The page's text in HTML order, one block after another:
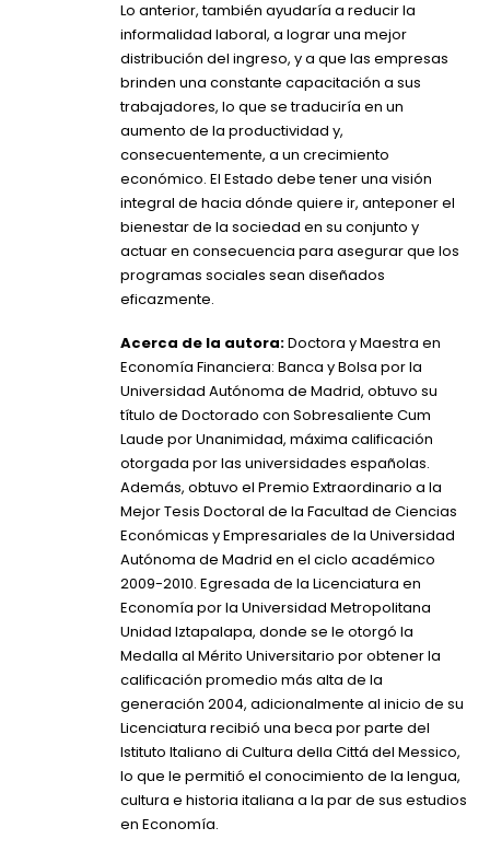
Lo anterior, también ayudaría a reducir la
informalidad laboral, a lograr una mejor
distribución del ingreso, y a que las empresas
brinden una constante capacitación a sus
trabajadores, lo que se traduciría en un
aumento de la productividad y,
consecuentemente, a un crecimiento
económico. El Estado debe tener una visión
integral de hacia dónde quiere ir, anteponer el
bienestar de la sociedad en su conjunto y
actuar en consecuencia para asegurar que los
programas sociales sean diseñados
eficazmente.
Acerca de la autora:Doctora y Maestra en
Economía Financiera: Banca y Bolsa por la
Universidad Autónoma de Madrid, obtuvo su
título de Doctorado con Sobresaliente Cum
Laude por Unanimidad, máxima calificación
otorgada por las universidades españolas.
Además, obtuvo el Premio Extraordinario a la
Mejor Tesis Doctoral de la Facultad de Ciencias
Económicas y Empresariales de la Universidad
Autónoma de Madrid en el ciclo académico
2009-2010. Egresada de la Licenciatura en
Economía por la Universidad Metropolitana
Unidad Iztapalapa, donde se le otorgó la
Medalla al Mérito Universitario por obtener la
calificación promedio más alta de la
generación 2004, adicionalmente al inicio de su
Licenciatura recibió una beca por parte del
Istituto Italiano di Cultura della Cittá del Messico,
lo que le permitió el conocimiento de la lengua,
cultura e historia italiana a la par de sus estudios
en Economía.